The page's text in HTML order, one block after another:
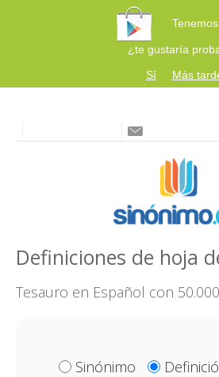
Tenemos
¿te gustaría
Sí
Más
Definiciones de hoja
Tesauro en Español con
Sinónimo